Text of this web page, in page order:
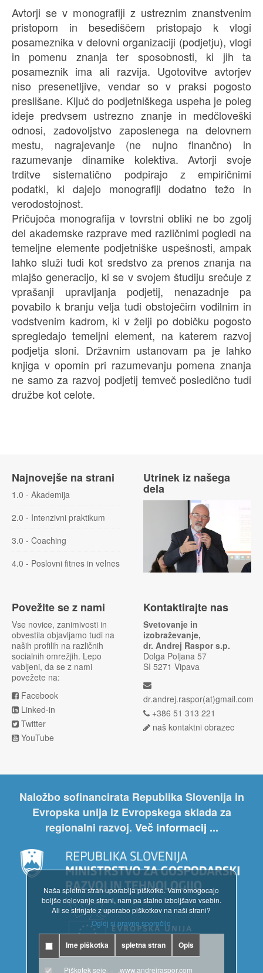
Avtorji se v monografiji z ustreznim znanstvenim
pristopom in besediščem pristopajo k vlogi
posameznika v delovni organizaciji (podjetju), vlogi
in pomenu znanja ter sposobnosti, ki jih ta
posameznik ima ali razvija. Ugotovitve avtorjev
niso presenetljive, vendar so v praksi pogosto
preslišane. Ključ do podjetniškega uspeha je poleg
ideje predvsem ustrezno znanje in medčloveški
odnosi, zadovoljstvo zaposlenega na delovnem
mestu, nagrajevanje (ne nujno finančno) in
razumevanje dinamike kolektiva. Avtorji svoje
trditve sistematično podpirajo z empiričnimi
podatki, ki dajejo monografiji dodatno težo in
verodostojnost.
Pričujoča monografija v tovrstni obliki ne bo zgolj
del akademske razprave med različnimi pogledi na
temeljne elemente podjetniške uspešnosti, ampak
lahko služi tudi kot sredstvo za prenos znanja na
mlajšo generacijo, ki se v svojem študiju srečuje z
vprašanji upravljanja podjetij, nenazadnje pa
povabilo k branju velja tudi obstoječim vodilnim in
vodstvenim kadrom, ki v želji po dobičku pogosto
spregledajo temeljni element, na katerem razvoj
podjetja sloni. Državnim ustanovam pa je lahko
knjiga v opomin pri razumevanju pomena znanja
ne samo za razvoj podjetij temveč posledično tudi
družbe kot celote.
Najnovejše na strani
1.0 - Akademija
2.0 - Intenzivni praktikum
3.0 - Coaching
4.0 - Poslovni fitnes in velnes
Utrinek iz našega
dela
Povežite se z nami
Vse novice, zanimivosti in
obvestila objavljamo tudi na
naših profilih na različnih
socialnih omrežjih. Lepo
vabljeni, da se z nami
povežete na:
Facebook
Linked-in
Twitter
YouTube
Kontaktirajte nas
Svetovanje in
izobraževanje,
dr. Andrej Raspor s.p.
Dolga Poljana 57
SI 5271 Vipava
dr.andrej.raspor(at)gmail.com
+386 51 313 221
naš kontaktni obrazec
Naložbo sofinancirata Republika Slovenija in
Evropska unija iz Evropskega sklada za
regionalni razvoj. Več informacij ...
Naša spletna stran uporablja piškotke. Vam omogocajo
boljše delovanje strani, nam pa stalno izboljšavo vsebin.
Ali se strinjate z uporabo piškotkov na naši strani?
Oglej si pravno sporočilo
Ime piškotka spletna stran Opis
Piškotek seje .www.andrejraspor.com